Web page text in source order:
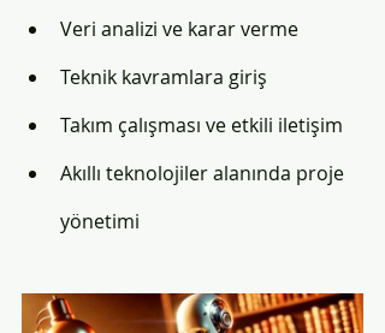
Veri analizi ve karar verme
Teknik kavramlara giriş
Takım çalışması ve etkili iletişim
Akıllı teknolojiler alanında proje
yönetimi